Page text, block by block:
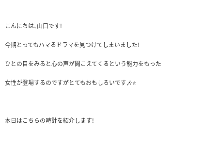
こんにちは、山口です!
今期とってもハマるドラマを見つけてしまいました!
ひとの目をみると心の声が聞こえてくるという能力をもった
女性が登場するのですがとてもおもしろいです🎶⭐
本日はこちらの時計を紹介します!